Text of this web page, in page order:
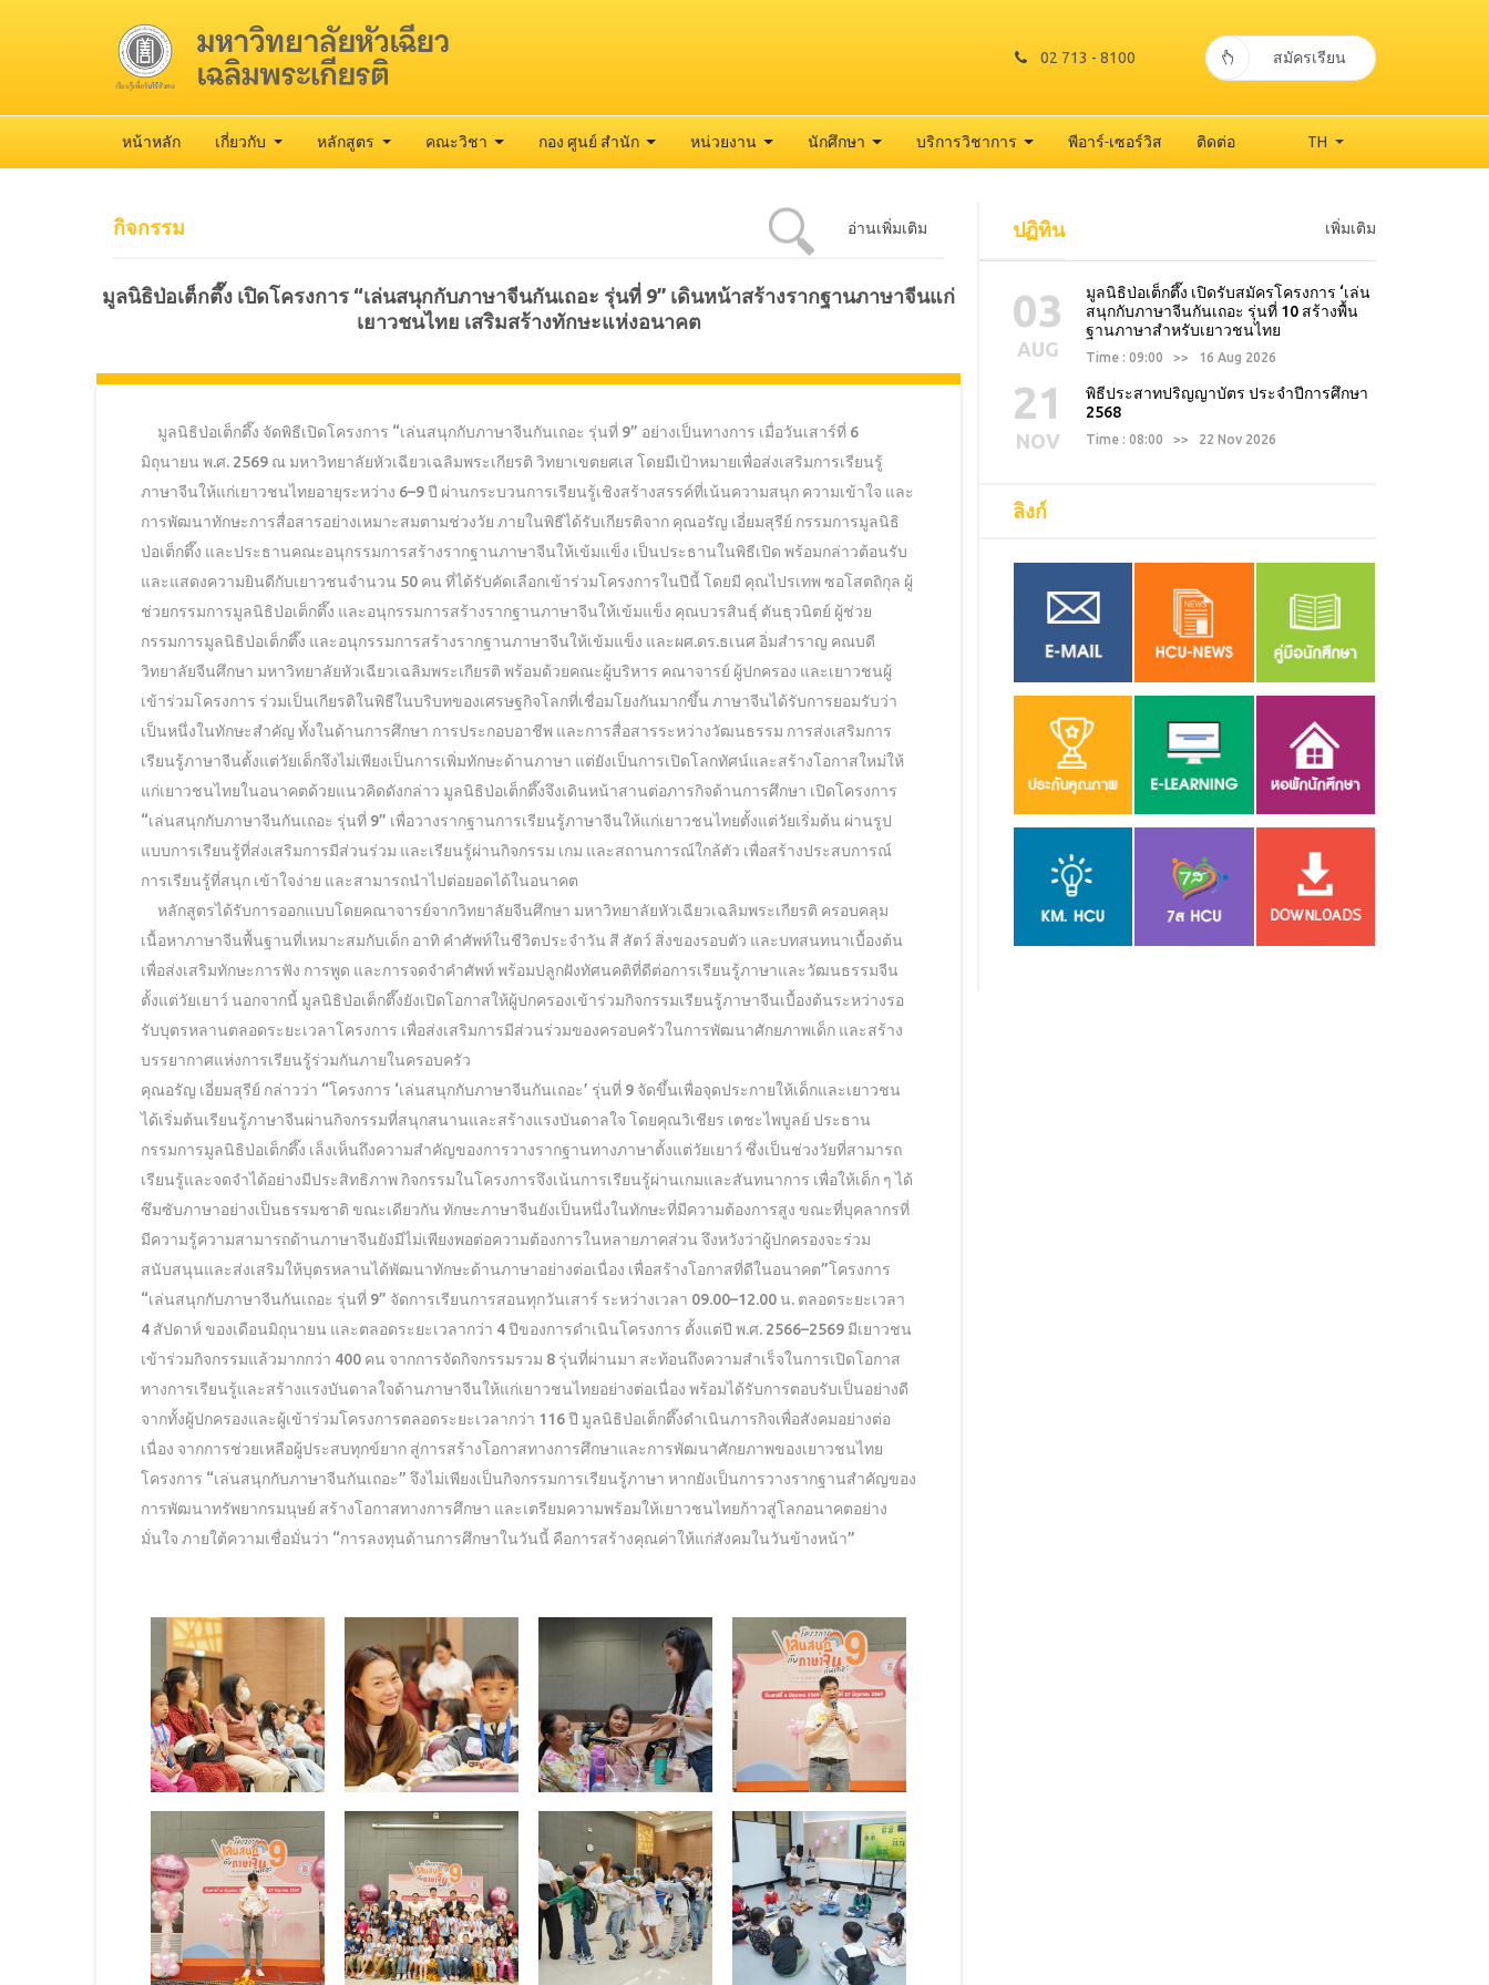
02 713 - 8100 สมัครเรียน
หน้าหลัก เกี่ยวกับ หลักสูตร คณะวิชา กอง ศูนย์ สำนัก หน่วยงาน นักศึกษา บริการวิชาการ พีอาร์-เซอร์วิส ติดต่อ TH
กิจกรรม อ่านเพิ่มเติม
มูลนิธิป่อเต็กตึ๊ง เปิดโครงการ “เล่นสนุกกับภาษาจีนกันเถอะ รุ่นที่ 9” เดินหน้าสร้างรากฐานภาษาจีนแก่
เยาวชนไทย เสริมสร้างทักษะแห่งอนาคต
มูลนิธิป่อเต็กตึ๊ง จัดพิธีเปิดโครงการ “เล่นสนุกกับภาษาจีนกันเถอะ รุ่นที่ 9” อย่างเป็นทางการ เมื่อวันเสาร์ที่ 6
มิถุนายน พ.ศ. 2569 ณ มหาวิทยาลัยหัวเฉียวเฉลิมพระเกียรติ วิทยาเขตยศเส โดยมีเป้าหมายเพื่อส่งเสริมการเรียนรู้
ภาษาจีนให้แก่เยาวชนไทยอายุระหว่าง 6–9 ปี ผ่านกระบวนการเรียนรู้เชิงสร้างสรรค์ที่เน้นความสนุก ความเข้าใจ และ
การพัฒนาทักษะการสื่อสารอย่างเหมาะสมตามช่วงวัย ภายในพิธีได้รับเกียรติจาก คุณอรัญ เอี่ยมสุรีย์ กรรมการมูลนิธิ
ป่อเต็กตึ๊ง และประธานคณะอนุกรรมการสร้างรากฐานภาษาจีนให้เข้มแข็ง เป็นประธานในพิธีเปิด พร้อมกล่าวต้อนรับ
และแสดงความยินดีกับเยาวชนจำนวน 50 คน ที่ได้รับคัดเลือกเข้าร่วมโครงการในปีนี้ โดยมี คุณไปรเทพ ซอโสตถิกุล ผู้
ช่วยกรรมการมูลนิธิป่อเต็กตึ๊ง และอนุกรรมการสร้างรากฐานภาษาจีนให้เข้มแข็ง คุณบวรสินธุ์ ตันธุวนิตย์ ผู้ช่วย
กรรมการมูลนิธิป่อเต็กตึ๊ง และอนุกรรมการสร้างรากฐานภาษาจีนให้เข้มแข็ง และผศ.ดร.ธเนศ อิ่มสำราญ คณบดี
วิทยาลัยจีนศึกษา มหาวิทยาลัยหัวเฉียวเฉลิมพระเกียรติ พร้อมด้วยคณะผู้บริหาร คณาจารย์ ผู้ปกครอง และเยาวชนผู้
เข้าร่วมโครงการ ร่วมเป็นเกียรติในพิธีในบริบทของเศรษฐกิจโลกที่เชื่อมโยงกันมากขึ้น ภาษาจีนได้รับการยอมรับว่า
เป็นหนึ่งในทักษะสำคัญ ทั้งในด้านการศึกษา การประกอบอาชีพ และการสื่อสารระหว่างวัฒนธรรม การส่งเสริมการ
เรียนรู้ภาษาจีนตั้งแต่วัยเด็กจึงไม่เพียงเป็นการเพิ่มทักษะด้านภาษา แต่ยังเป็นการเปิดโลกทัศน์และสร้างโอกาสใหม่ให้
แก่เยาวชนไทยในอนาคตด้วยแนวคิดดังกล่าว มูลนิธิป่อเต็กตึ๊งจึงเดินหน้าสานต่อภารกิจด้านการศึกษา เปิดโครงการ
“เล่นสนุกกับภาษาจีนกันเถอะ รุ่นที่ 9” เพื่อวางรากฐานการเรียนรู้ภาษาจีนให้แก่เยาวชนไทยตั้งแต่วัยเริ่มต้น ผ่านรูป
แบบการเรียนรู้ที่ส่งเสริมการมีส่วนร่วม และเรียนรู้ผ่านกิจกรรม เกม และสถานการณ์ใกล้ตัว เพื่อสร้างประสบการณ์
การเรียนรู้ที่สนุก เข้าใจง่าย และสามารถนำไปต่อยอดได้ในอนาคต
หลักสูตรได้รับการออกแบบโดยคณาจารย์จากวิทยาลัยจีนศึกษา มหาวิทยาลัยหัวเฉียวเฉลิมพระเกียรติ ครอบคลุม
เนื้อหาภาษาจีนพื้นฐานที่เหมาะสมกับเด็ก อาทิ คำศัพท์ในชีวิตประจำวัน สี สัตว์ สิ่งของรอบตัว และบทสนทนาเบื้องต้น
เพื่อส่งเสริมทักษะการฟัง การพูด และการจดจำคำศัพท์ พร้อมปลูกฝังทัศนคติที่ดีต่อการเรียนรู้ภาษาและวัฒนธรรมจีน
ตั้งแต่วัยเยาว์ นอกจากนี้ มูลนิธิป่อเต็กตึ๊งยังเปิดโอกาสให้ผู้ปกครองเข้าร่วมกิจกรรมเรียนรู้ภาษาจีนเบื้องต้นระหว่างรอ
รับบุตรหลานตลอดระยะเวลาโครงการ เพื่อส่งเสริมการมีส่วนร่วมของครอบครัวในการพัฒนาศักยภาพเด็ก และสร้าง
บรรยากาศแห่งการเรียนรู้ร่วมกันภายในครอบครัว
คุณอรัญ เอี่ยมสุรีย์ กล่าวว่า “โครงการ ‘เล่นสนุกกับภาษาจีนกันเถอะ’ รุ่นที่ 9 จัดขึ้นเพื่อจุดประกายให้เด็กและเยาวชน
ได้เริ่มต้นเรียนรู้ภาษาจีนผ่านกิจกรรมที่สนุกสนานและสร้างแรงบันดาลใจ โดยคุณวิเชียร เตชะไพบูลย์ ประธาน
กรรมการมูลนิธิป่อเต็กตึ๊ง เล็งเห็นถึงความสำคัญของการวางรากฐานทางภาษาตั้งแต่วัยเยาว์ ซึ่งเป็นช่วงวัยที่สามารถ
เรียนรู้และจดจำได้อย่างมีประสิทธิภาพ กิจกรรมในโครงการจึงเน้นการเรียนรู้ผ่านเกมและสันทนาการ เพื่อให้เด็ก ๆ ได้
ซึมซับภาษาอย่างเป็นธรรมชาติ ขณะเดียวกัน ทักษะภาษาจีนยังเป็นหนึ่งในทักษะที่มีความต้องการสูง ขณะที่บุคลากรที่
มีความรู้ความสามารถด้านภาษาจีนยังมีไม่เพียงพอต่อความต้องการในหลายภาคส่วน จึงหวังว่าผู้ปกครองจะร่วม
สนับสนุนและส่งเสริมให้บุตรหลานได้พัฒนาทักษะด้านภาษาอย่างต่อเนื่อง เพื่อสร้างโอกาสที่ดีในอนาคต”โครงการ
“เล่นสนุกกับภาษาจีนกันเถอะ รุ่นที่ 9” จัดการเรียนการสอนทุกวันเสาร์ ระหว่างเวลา 09.00–12.00 น. ตลอดระยะเวลา
4 สัปดาห์ ของเดือนมิถุนายน และตลอดระยะเวลากว่า 4 ปีของการดำเนินโครงการ ตั้งแต่ปี พ.ศ. 2566–2569 มีเยาวชน
เข้าร่วมกิจกรรมแล้วมากกว่า 400 คน จากการจัดกิจกรรมรวม 8 รุ่นที่ผ่านมา สะท้อนถึงความสำเร็จในการเปิดโอกาส
ทางการเรียนรู้และสร้างแรงบันดาลใจด้านภาษาจีนให้แก่เยาวชนไทยอย่างต่อเนื่อง พร้อมได้รับการตอบรับเป็นอย่างดี
จากทั้งผู้ปกครองและผู้เข้าร่วมโครงการตลอดระยะเวลากว่า 116 ปี มูลนิธิป่อเต็กตึ๊งดำเนินภารกิจเพื่อสังคมอย่างต่อ
เนื่อง จากการช่วยเหลือผู้ประสบทุกข์ยาก สู่การสร้างโอกาสทางการศึกษาและการพัฒนาศักยภาพของเยาวชนไทย
โครงการ “เล่นสนุกกับภาษาจีนกันเถอะ” จึงไม่เพียงเป็นกิจกรรมการเรียนรู้ภาษา หากยังเป็นการวางรากฐานสำคัญของ
การพัฒนาทรัพยากรมนุษย์ สร้างโอกาสทางการศึกษา และเตรียมความพร้อมให้เยาวชนไทยก้าวสู่โลกอนาคตอย่าง
มั่นใจ ภายใต้ความเชื่อมั่นว่า “การลงทุนด้านการศึกษาในวันนี้ คือการสร้างคุณค่าให้แก่สังคมในวันข้างหน้า”
ปฏิทิน เพิ่มเติม
03
AUG
มูลนิธิป่อเต็กตึ๊ง เปิดรับสมัครโครงการ ‘เล่น
สนุกกับภาษาจีนกันเถอะ รุ่นที่ 10 สร้างพื้น
ฐานภาษาสำหรับเยาวชนไทย
Time : 09:00 >> 16 Aug 2026
21
NOV
พิธีประสาทปริญญาบัตร ประจำปีการศึกษา
2568
Time : 08:00 >> 22 Nov 2026
ลิงก์